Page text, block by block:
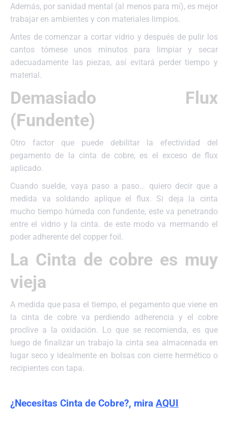
Además, por sanidad mental (al menos para mí), es mejor
trabajar en ambientes y con materiales limpios.
Antes de comenzar a cortar vidrio y después de pulir los
cantos tómese unos minutos para limpiar y secar
adecuadamente las piezas, así evitará perder tiempo y
material.
Demasiado Flux
(Fundente)
Otro factor que puede debilitar la efectividad del
pegamento de la cinta de cobre, es el exceso de flux
aplicado.
Cuando suelde, vaya paso a paso… quiero decir que a
medida va soldando aplique el flux. Si deja la cinta
mucho tiempo húmeda con fundente, este va penetrando
entre el vidrio y la cinta. de este modo va mermando el
poder adherente del copper foil.
La Cinta de cobre es muy
vieja
A medida que pasa el tiempo, el pegamento que viene en
la cinta de cobre va perdiendo adherencia y el cobre
proclive a la oxidación. Lo que se recomienda, es que
luego de finalizar un trabajo la cinta sea almacenada en
lugar seco y idealmente en bolsas con cierre hermético o
recipientes con tapa.
¿Necesitas Cinta de Cobre?, mira AQUI